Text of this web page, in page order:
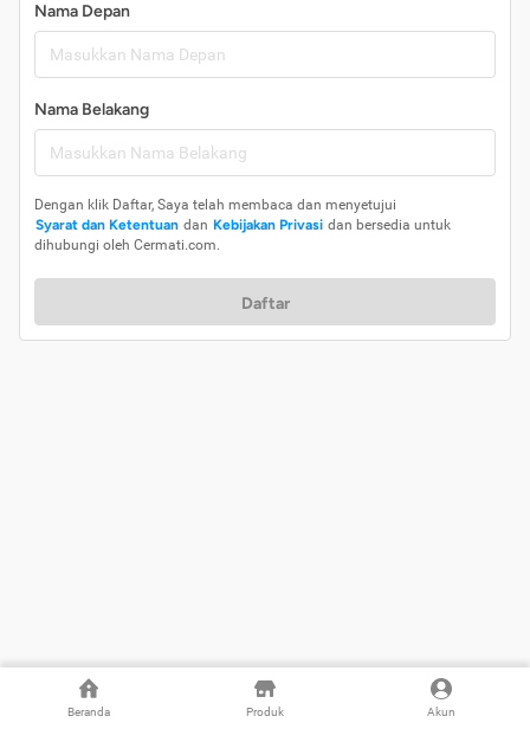
Beranda Produk Akun
Nama Depan
Nama Belakang
Dengan klik Daftar, Saya telah membaca dan menyetujui
Syarat dan Ketentuan dan Kebijakan Privasi dan bersedia untuk
dihubungi oleh Cermati.com.
Daftar